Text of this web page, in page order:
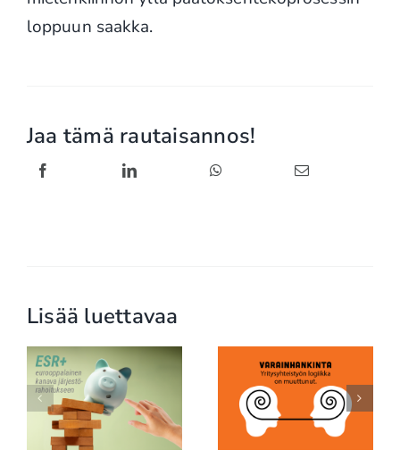
loppuun saakka.
Jaa tämä rautaisannos!
Lisää luettavaa
Yritysyhteistyö ei ole
hyväntekeväisyyttä: se
on strategista
vastuullisuutta
SpaceX, ESG ja
rahoituksen uusi
todellisuus: edes
maailman rikkaimman
miehen yhtiö ei ole due
diligencen ulkopuolella